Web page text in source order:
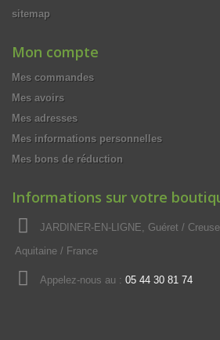
sitemap
Mon compte
Mes commandes
Mes avoirs
Mes adresses
Mes informations personnelles
Mes bons de réduction
Informations sur votre
JARDINER-EN-LIGNE, Guéret /
Aquitaine / France
Appelez-nous au : 05 44 30 81 74